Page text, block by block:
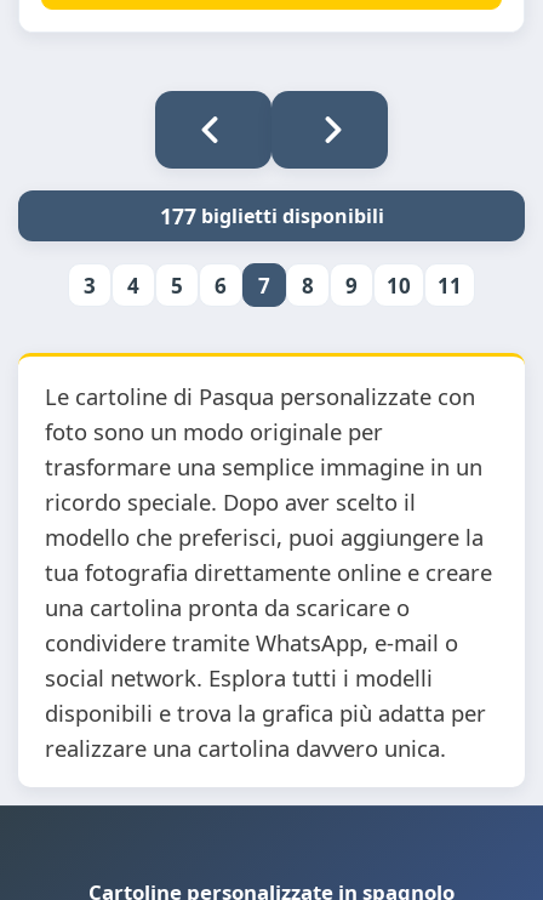
177biglietti disponibili
3 4 5 6 7 8 9 10 11
Le cartoline di Pasqua personalizzate con
foto sono un modo originale per
trasformare una semplice immagine in un
ricordo speciale. Dopo aver scelto il
modello che preferisci, puoi aggiungere la
tua fotografia direttamente online e creare
una cartolina pronta da scaricare o
condividere tramite WhatsApp, e-mail o
social network. Esplora tutti i modelli
disponibili e trova la grafica più adatta per
realizzare una cartolina davvero unica.
Cartoline personalizzate in spagnolo